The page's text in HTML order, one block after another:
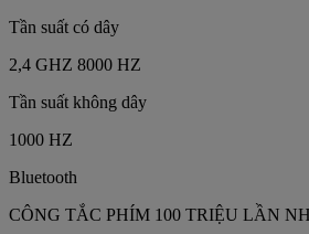
Tần suất có dây
2,4 GHZ 8000 HZ
Tần suất không dây
1000 HZ
Bluetooth
CÔNG TẮC PHÍM 100 TRIỆU LẦN